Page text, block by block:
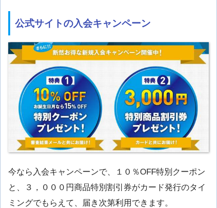
公式サイトの入会キャンペーン
今なら入会キャンペーンで、１０％OFF特別クーポン
と、３，０００円商品特別割引券がカード発行のタイ
ミングでもらえて、届き次第利用できます。